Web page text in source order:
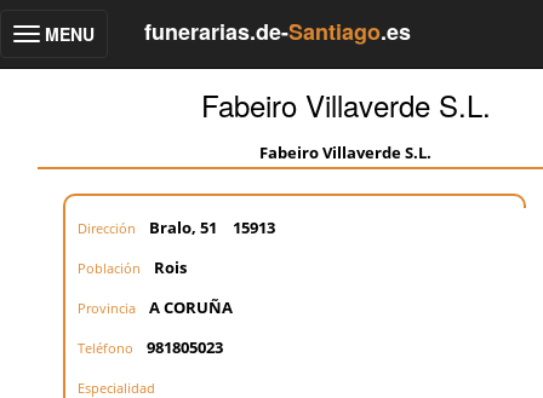
Toggle
MENU funerarias.de-Santiago.es
Fabeiro Villaverde S.L.
Fabeiro Villaverde S.L.
Dirección Bralo, 51 15913
Población Rois
Provincia A CORUÑA
Teléfono 981805023
Especialidad